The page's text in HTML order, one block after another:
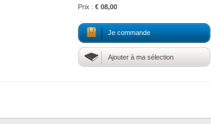
Prix : € 08,00
Je commande
Ajouter à ma sélection